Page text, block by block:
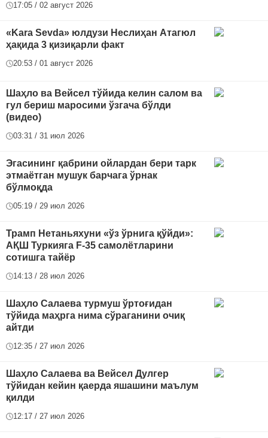
17:05 / 02 август 2026
«Kara Sevda» юлдузи Неслиҳан Атагюл
ҳақида 3 қизиқарли факт
20:53 / 01 август 2026
Шаҳло ва Вейсел тўйида келин салом ва
гул бериш маросими ўзгача бўлди
(видео)
03:31 / 31 июл 2026
Эгасининг қабрини ойлардан бери тарк
этмаётган мушук барчага ўрнак
бўлмоқда
05:19 / 29 июл 2026
Трамп Нетаньяхуни «ўз ўрнига қўйди»:
АҚШ Туркияга F-35 самолётларини
сотишга тайёр
14:13 / 28 июл 2026
Шаҳло Салаева турмуш ўртоғидан
тўйида маҳрга нима сўраганини очиқ
айтди
12:35 / 27 июл 2026
Шаҳло Салаева ва Вейсел Дулгер
тўйидан кейин қаерда яшашини маълум
қилди
12:17 / 27 июл 2026